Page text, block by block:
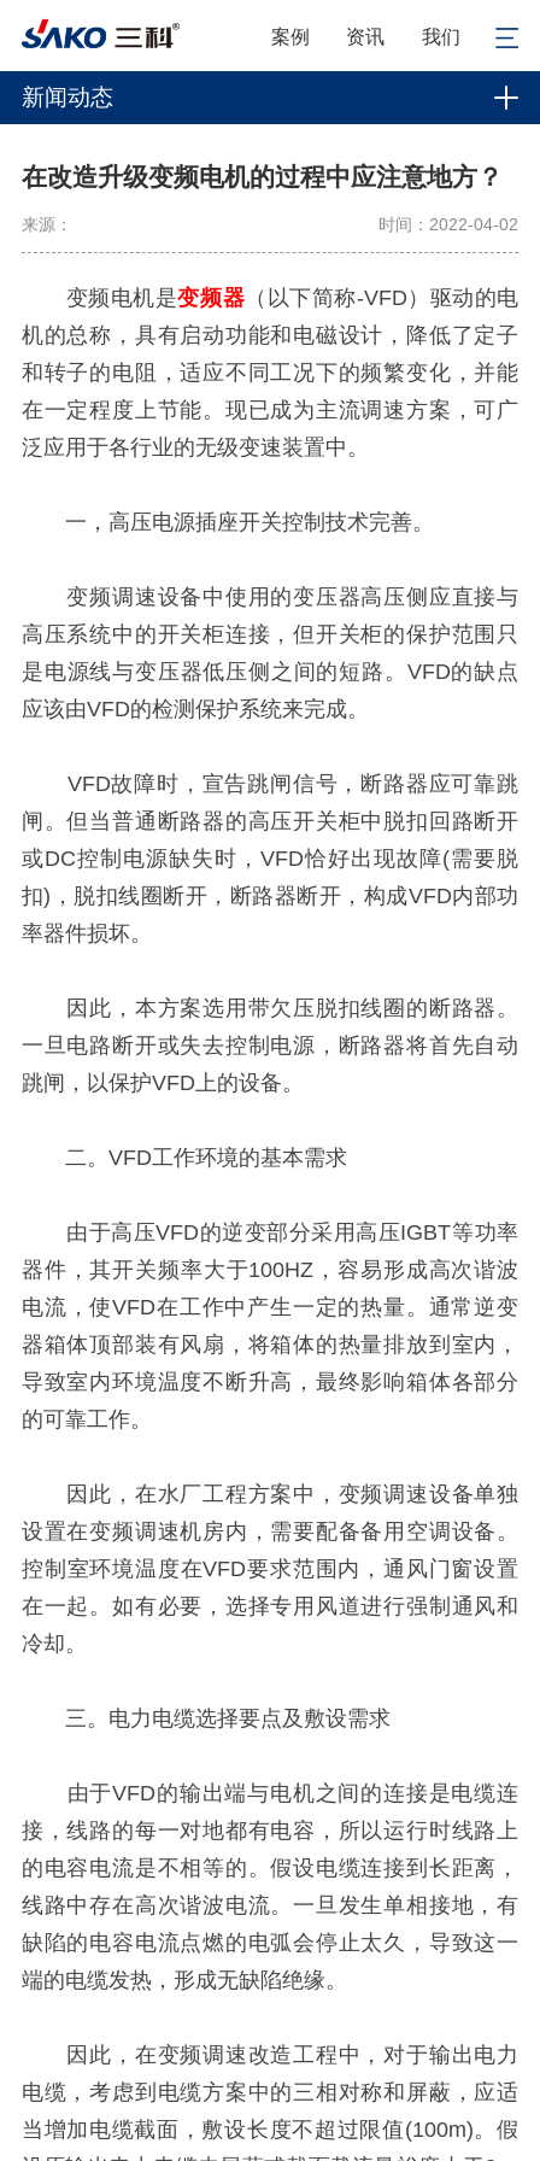
案例 资讯 我们
新闻动态
在改造升级变频电机的过程中应注意地方？
来源： 时间：2022-04-02
变频电机是变频器 （以下简称-VFD）驱动的电
机的总称，具有启动功能和电磁设计，降低了定子
和转子的电阻，适应不同工况下的频繁变化，并能
在一定程度上节能。现已成为主流调速方案，可广
泛应用于各行业的无级变速装置中。
一，高压电源插座开关控制技术完善。
变频调速设备中使用的变压器高压侧应直接与
高压系统中的开关柜连接，但开关柜的保护范围只
是电源线与变压器低压侧之间的短路。VFD的缺点
应该由VFD的检测保护系统来完成。
VFD故障时，宣告跳闸信号，断路器应可靠跳
闸。但当普通断路器的高压开关柜中脱扣回路断开
或DC控制电源缺失时，VFD恰好出现故障(需要脱
扣)，脱扣线圈断开，断路器断开，构成VFD内部功
率器件损坏。
因此，本方案选用带欠压脱扣线圈的断路器。
一旦电路断开或失去控制电源，断路器将首先自动
跳闸，以保护VFD上的设备。
二。VFD工作环境的基本需求
由于高压VFD的逆变部分采用高压IGBT等功率
器件，其开关频率大于100HZ，容易形成高次谐波
电流，使VFD在工作中产生一定的热量。通常逆变
器箱体顶部装有风扇，将箱体的热量排放到室内，
导致室内环境温度不断升高，最终影响箱体各部分
的可靠工作。
因此，在水厂工程方案中，变频调速设备单独
设置在变频调速机房内，需要配备备用空调设备。
控制室环境温度在VFD要求范围内，通风门窗设置
在一起。如有必要，选择专用风道进行强制通风和
冷却。
三。电力电缆选择要点及敷设需求
由于VFD的输出端与电机之间的连接是电缆连
接，线路的每一对地都有电容，所以运行时线路上
的电容电流是不相等的。假设电缆连接到长距离，
线路中存在高次谐波电流。一旦发生单相接地，有
缺陷的电容电流点燃的电弧会停止太久，导致这一
端的电缆发热，形成无缺陷绝缘。
因此，在变频调速改造工程中，对于输出电力
电缆，考虑到电缆方案中的三相对称和屏蔽，应适
当增加电缆截面，敷设长度不超过限值(100m)。假